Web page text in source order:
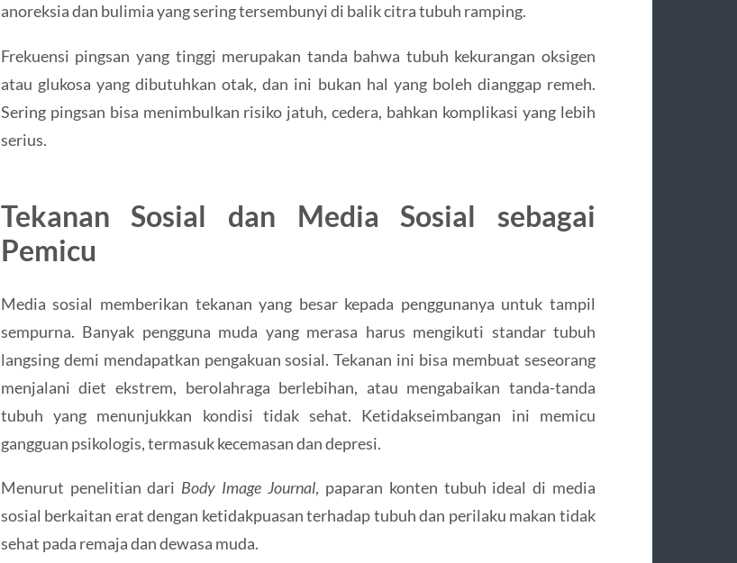
anoreksia dan bulimia yang sering tersembunyi di balik citra tubuh ramping.
Frekuensi pingsan yang tinggi merupakan tanda bahwa tubuh kekurangan oksigen
atau glukosa yang dibutuhkan otak, dan ini bukan hal yang boleh dianggap remeh.
Sering pingsan bisa menimbulkan risiko jatuh, cedera, bahkan komplikasi yang lebih
serius.
Tekanan Sosial dan Media Sosial sebagai
Pemicu
Media sosial memberikan tekanan yang besar kepada penggunanya untuk tampil
sempurna. Banyak pengguna muda yang merasa harus mengikuti standar tubuh
langsing demi mendapatkan pengakuan sosial. Tekanan ini bisa membuat seseorang
menjalani diet ekstrem, berolahraga berlebihan, atau mengabaikan tanda-tanda
tubuh yang menunjukkan kondisi tidak sehat. Ketidakseimbangan ini memicu
gangguan psikologis, termasuk kecemasan dan depresi.
Menurut penelitian dari Body Image Journal, paparan konten tubuh ideal di media
sosial berkaitan erat dengan ketidakpuasan terhadap tubuh dan perilaku makan tidak
sehat pada remaja dan dewasa muda.